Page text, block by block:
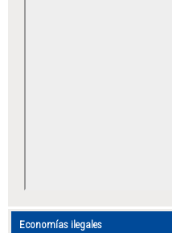
Economías ilegales